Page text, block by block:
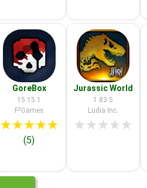
GoreBox
15.15.1
F²Games
★★★★★
(5)
Jurassic World
1.83.5
Ludia Inc.
★★★★★